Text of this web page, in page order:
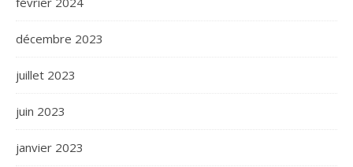
décembre 2023
juillet 2023
juin 2023
janvier 2023